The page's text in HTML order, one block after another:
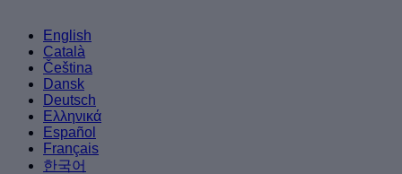
English
Català
Čeština
Dansk
Deutsch
Ελληνικά
Español
Français
한국어